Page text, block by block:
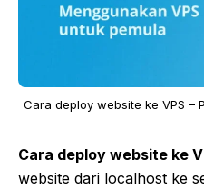
Cara deploy website ke VPS –
Cara deploy website ke
website dari localhost ke